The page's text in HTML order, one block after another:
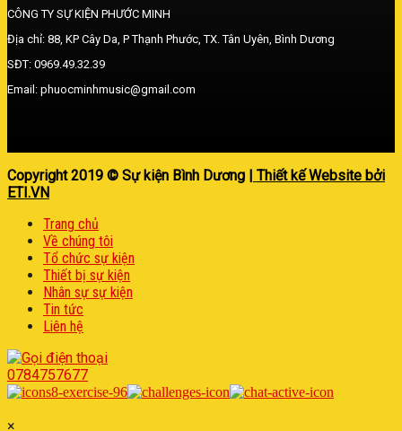
CÔNG TY SỰ KIỆN PHƯỚC MINH
Địa chỉ: 88, KP Cây Da, P Thạnh Phước, TX. Tân Uyên, Bình Dương
SĐT: 0969.49.32.39
Email: phuocminhmusic@gmail.com
Copyright 2019 © Sự kiện Bình Dương | Thiết kế Website bởi
ETI.VN
Trang chủ
Về chúng tôi
Tổ chức sự kiện
Thiết bị sự kiện
Nhân sự sự kiện
Tin tức
Liên hệ
0784757677
×